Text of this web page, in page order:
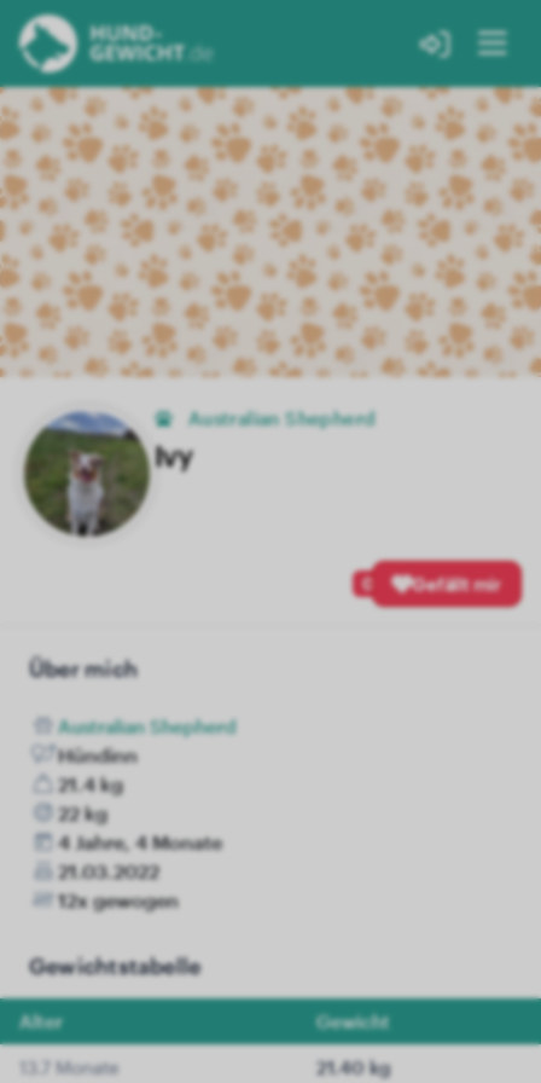
Australian Shepherd
Ivy
0 Gefällt mir
Über mich
Australian Shepherd
Hündinn
21.4 kg
22 kg
4 Jahre, 4 Monate
21.03.2022
12x gewogen
Gewichtstabelle
Alter Gewicht
13.7 Monate 21.40 kg